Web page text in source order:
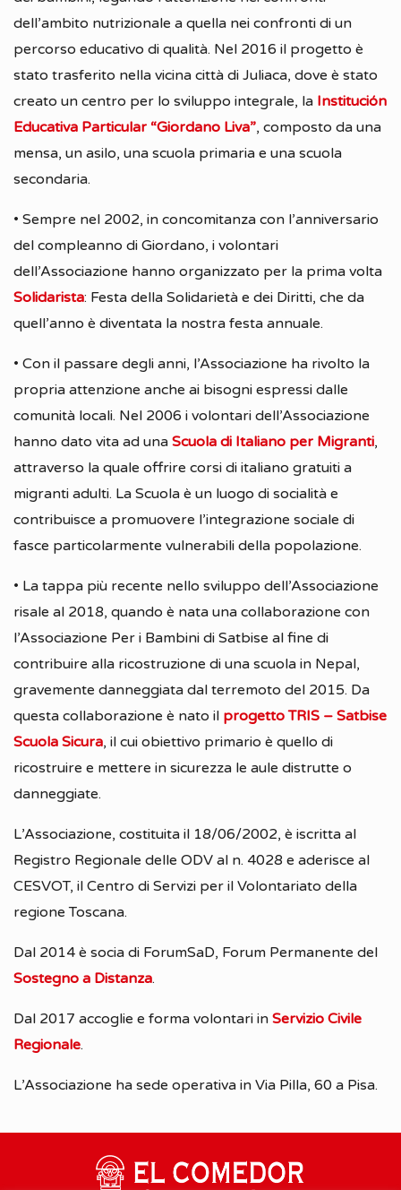
dell’ambito nutrizionale a quella nei confronti di un
percorso educativo di qualità. Nel 2016 il progetto è
stato trasferito nella vicina città di Juliaca, dove è stato
creato un centro per lo sviluppo integrale, la Institución
Educativa Particular “Giordano Liva”, composto da una
mensa, un asilo, una scuola primaria e una scuola
secondaria.
• Sempre nel 2002, in concomitanza con l’anniversario
del compleanno di Giordano, i volontari
dell’Associazione hanno organizzato per la prima volta
Solidarista: Festa della Solidarietà e dei Diritti, che da
quell’anno è diventata la nostra festa annuale.
• Con il passare degli anni, l’Associazione ha rivolto la
propria attenzione anche ai bisogni espressi dalle
comunità locali. Nel 2006 i volontari dell’Associazione
hanno dato vita ad una Scuola di Italiano per Migranti,
attraverso la quale offrire corsi di italiano gratuiti a
migranti adulti. La Scuola è un luogo di socialità e
contribuisce a promuovere l’integrazione sociale di
fasce particolarmente vulnerabili della popolazione.
• La tappa più recente nello sviluppo dell’Associazione
risale al 2018, quando è nata una collaborazione con
l’Associazione Per i Bambini di Satbise al fine di
contribuire alla ricostruzione di una scuola in Nepal,
gravemente danneggiata dal terremoto del 2015. Da
questa collaborazione è nato il progetto TRIS – Satbise
Scuola Sicura, il cui obiettivo primario è quello di
ricostruire e mettere in sicurezza le aule distrutte o
danneggiate.
L’Associazione, costituita il 18/06/2002, è iscritta al
Registro Regionale delle ODV al n. 4028 e aderisce al
CESVOT, il Centro di Servizi per il Volontariato della
regione Toscana.
Dal 2014 è socia di ForumSaD, Forum Permanente del
Sostegno a Distanza.
Dal 2017 accoglie e forma volontari in Servizio Civile
Regionale.
L’Associazione ha sede operativa in Via Pilla, 60 a Pisa.